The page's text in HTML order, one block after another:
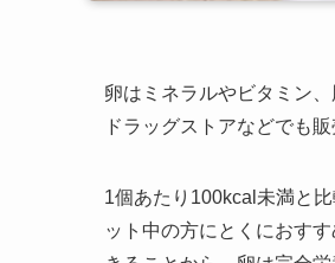
卵はミネラルやビタミン
ドラッグストアなどでも
1個あたり100kcal未満と
ット中の方にとくにおす